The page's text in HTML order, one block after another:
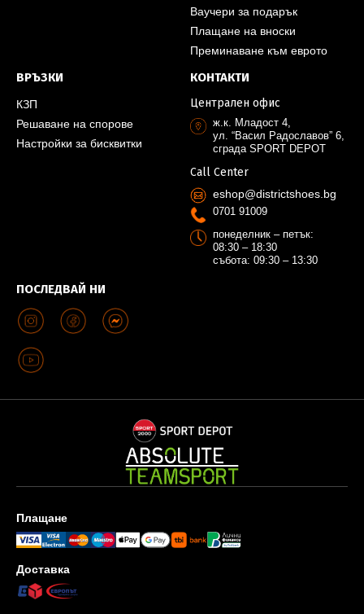
Ваучери за подарък
Плащане на вноски
Преминаване към еврото
ВРЪЗКИ
КЗП
Решаване на спорове
Настройки за бисквитки
ПОСЛЕДВАЙ НИ
КОНТАКТИ
Централен офис
ж.к. Младост 4,
ул. “Васил Радославов” 6,
сграда SPORT DEPOT
Call Center
eshop@districtshoes.bg
0701 91009
понеделник – петък:
08:30 – 18:30
събота: 09:30 – 13:30
Плащане
Доставка